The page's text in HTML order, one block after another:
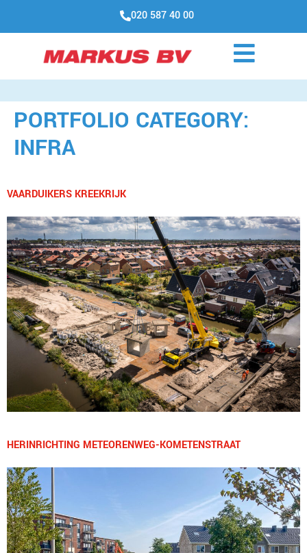
020 587 40 00
PORTFOLIO CATEGORY:
INFRA
VAARDUIKERS KREEKRIJK
HERINRICHTING METEORENWEG-KOMETENSTRAAT